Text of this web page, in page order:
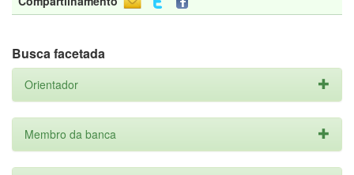
Busca facetada
Orientador
Membro da banca